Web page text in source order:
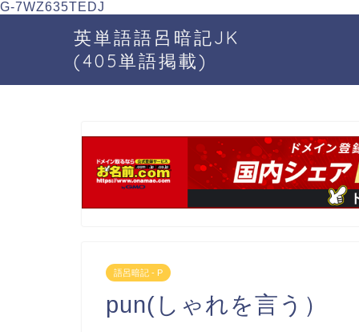
G-7WZ635TEDJ
英単語語呂暗記JK
(405単語掲載)
語呂暗記 - P
pun(しゃれを言う）